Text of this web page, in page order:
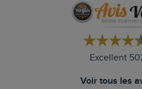
Excellent
Voir tous les